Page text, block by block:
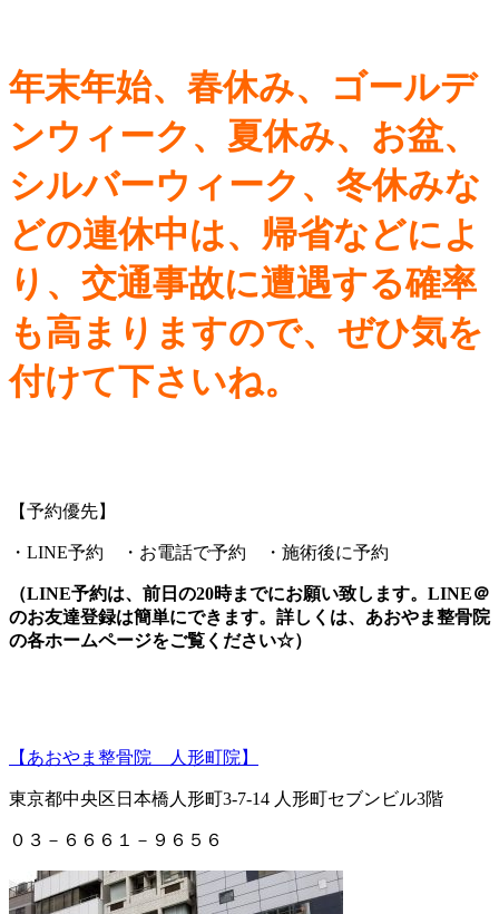
年末年始、春休み、ゴールデ
ンウィーク、夏休み、お盆、
シルバーウィーク、冬休みな
どの連休中は、帰省などによ
り、交通事故に遭遇する確率
も高まりますので、ぜひ気を
付けて下さいね。
【予約優先】
・LINE予約 ・お電話で予約 ・施術後に予約
（LINE予約は、前日の20時までにお願い致します。LINE＠
のお友達登録は簡単にできます。詳しくは、あおやま整骨院
の各ホームページをご覧ください☆）
【あおやま整骨院 人形町院】
東京都中央区日本橋人形町3-7-14 人形町セブンビル3階
０３－６６６１－９６５６